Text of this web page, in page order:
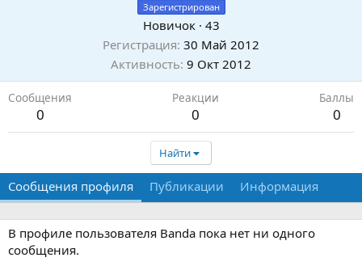
Зарегистрирован
Новичок · 43
Регистрация 30 Май 2012
Активность 9 Окт 2012
Сообщения
0
Реакции
0
Баллы
0
Найти
Сообщения профиля Публикации Информация
В профиле пользователя Banda пока нет ни одного
сообщения.